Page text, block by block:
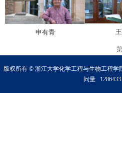
申有青
版权所有 © 浙江大学化学工程与生物工程学
问量
1286433